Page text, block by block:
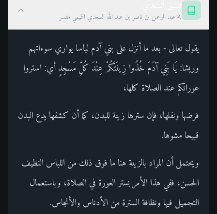
عبد الرحمن بن ناصر بن عبد الله السعدي التميمي مفسر
يقول تعالى - بعد ما أنزل على بني آدم لباسا يواري سوءاتهم
وريشا: يَا بَنِي آدَمَ خُذُوا زِينَتَكُمْ عِنْدَ كُلِّ مَسْجِدٍ أي: استروا
عوراتكم عند الصلاة كلها،
فرضها ونفلها، فإن سترها زينة للبدن، كما أن كشفها يدع البدن
قبيحا مشوها.
ويحتمل أن المراد بالزينة هنا ما فوق ذلك من اللباس النظيف
الحسن، ففي هذا الأمر بستر العورة في الصلاة، وباستعمال
التجميل فيها ونظافة السترة من الأدناس والأنجاس.